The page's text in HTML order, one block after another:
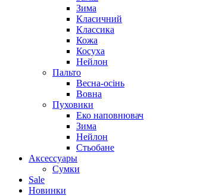
Зима
Класичний
Классика
Кожа
Косуха
Нейлон
Пальто
Весна-осінь
Вовна
Пуховики
Еко наповнювач
Зима
Нейлон
Стьобане
Аксессуары
Сумки
Sale
Новинки